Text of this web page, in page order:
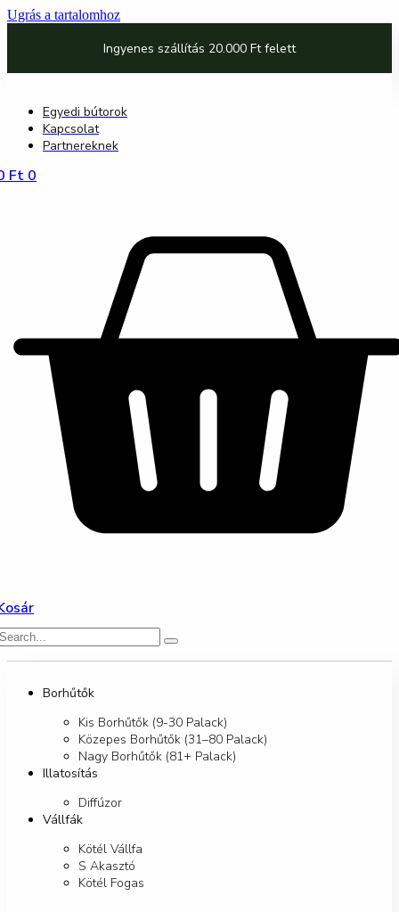
Ugrás a tartalomhoz
Ingyenes szállítás 20.000 Ft felett
Egyedi bútorok
Kapcsolat
Partnereknek
Ft 0
Borhűtők
Kis Borhűtők (9-30 Palack)
Közepes Borhűtők (31–80 Palack)
Nagy Borhűtők (81+ Palack)
Illatosítás
Diffúzor
Vállfák
Kötél Vállfa
S Akasztó
Kötél Fogas